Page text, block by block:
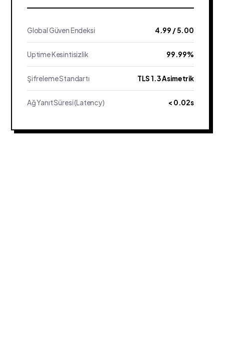
Global Güven Endeksi 4.99 / 5.00
Uptime Kesintisizlik 99.99%
Şifreleme Standartı TLS 1.3 Asimetrik
Ağ Yanıt Süresi (Latency) < 0.02s